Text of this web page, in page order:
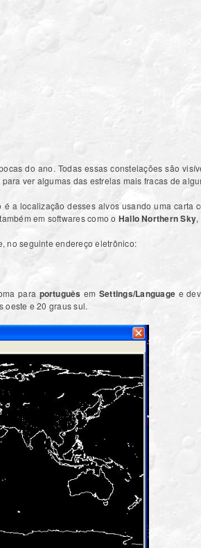
do ano. Todas essas constelações são
ver algumas das estrelas mais fracas de
a localização desses alvos usando uma carta
em softwares como o Hallo Northern Sky,
no seguinte endereço eletrônico:
para português em Settings/Language e
oeste e 20 graus sul.